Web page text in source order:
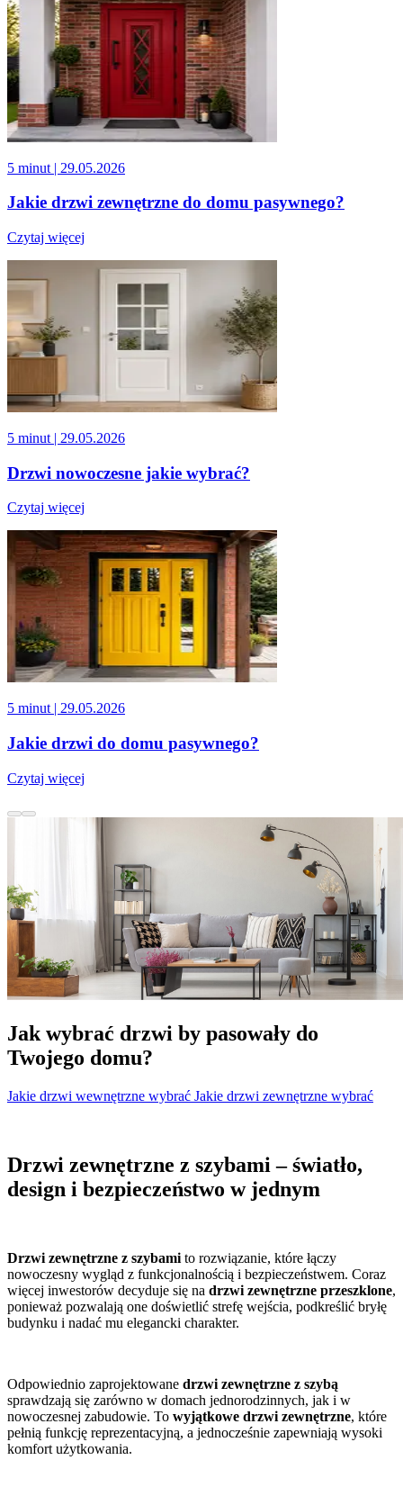
5 minut | 29.05.2026
Jakie drzwi zewnętrzne do domu pasywnego?
Czytaj więcej
5 minut | 29.05.2026
Drzwi nowoczesne jakie wybrać?
Czytaj więcej
5 minut | 29.05.2026
Jakie drzwi do domu pasywnego?
Czytaj więcej
Jak wybrać drzwi by pasowały do
Twojego domu?
Jakie drzwi wewnętrzne wybrać Jakie drzwi zewnętrzne wybrać
Drzwi zewnętrzne z szybami – światło,
design i bezpieczeństwo w jednym
Drzwi zewnętrzne z szybami to rozwiązanie, które łączy
nowoczesny wygląd z funkcjonalnością i bezpieczeństwem. Coraz
więcej inwestorów decyduje się na drzwi zewnętrzne przeszklone,
ponieważ pozwalają one doświetlić strefę wejścia, podkreślić bryłę
budynku i nadać mu elegancki charakter.
Odpowiednio zaprojektowane drzwi zewnętrzne z szybą
sprawdzają się zarówno w domach jednorodzinnych, jak i w
nowoczesnej zabudowie. To wyjątkowe drzwi zewnętrzne, które
pełnią funkcję reprezentacyjną, a jednocześnie zapewniają wysoki
komfort użytkowania.